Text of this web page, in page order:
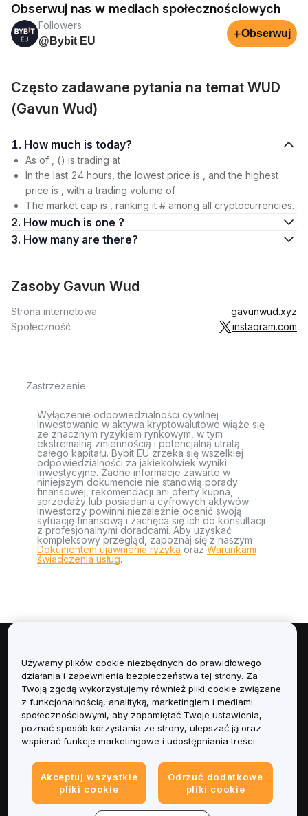
Obserwuj nas w mediach społecznościowych
Followers
@Bybit EU
+Obserwuj
Często zadawane pytania na temat WUD
(Gavun Wud)
1. How much is today?
As of , () is trading at .
In the last 24 hours, the lowest price is , and the highest
price is , with a trading volume of .
The market cap is , ranking it # among all cryptocurrencies.
2. How much is one ?
3. How many are there?
Zasoby Gavun Wud
Strona internetowa
gavunwud.xyz
Społeczność
instagram.com
Zastrzeżenie
Wyłączenie odpowiedzialności cywilnej
Inwestowanie w aktywa kryptowalutowe wiąże się
ze znacznym ryzykiem rynkowym, w tym
ekstremalną zmiennością i potencjalną utratą
całego kapitału. Bybit EU zrzeka się wszelkiej
odpowiedzialności za jakiekolwiek wyniki
inwestycyjne. Żadne informacje zawarte w
niniejszym dokumencie nie stanowią porady
finansowej, rekomendacji ani oferty kupna,
sprzedaży lub posiadania cyfrowych aktywów.
Inwestorzy powinni niezależnie ocenić swoją
sytuację finansową i zachęca się ich do konsultacji
z profesjonalnymi doradcami. Aby uzyskać
kompleksowy przegląd, zapoznaj się z naszym
Dokumentem ujawnienia ryzyka orazWarunkami
świadczenia usług.
Informacje
Usługi
Obsługa Klienta
Informacje prawne
Używamy plików cookie niezbędnych do prawidłowego
działania i zapewnienia bezpieczeństwa tej strony. Za
Twoją zgodą wykorzystujemy również pliki cookie związane
z funkcjonalnością, analityką, marketingiem i mediami
społecznościowymi, aby zapamiętać Twoje ustawienia,
poznać sposób korzystania ze strony, ulepszać ją oraz
wspierać funkcje marketingowe i udostępniania treści.
Akceptuj wszystkie
pliki cookie
Odrzuć dodatkowe
pliki cookie